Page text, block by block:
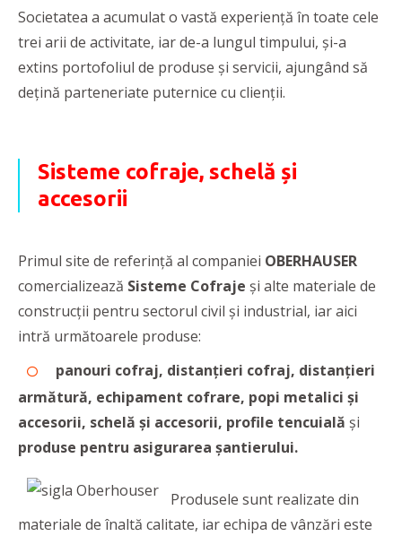
Societatea a acumulat o vastă experiență în toate cele
trei arii de activitate, iar de-a lungul timpului, și-a
extins portofoliul de produse și servicii, ajungând să
dețină parteneriate puternice cu clienții.
Sisteme cofraje, schelă și
accesorii
Primul site de referință al companiei OBERHAUSER
comercializează Sisteme Cofraje și alte materiale de
construcții pentru sectorul civil și industrial, iar aici
intră următoarele produse:
panouri cofraj, distanțieri cofraj, distanțieri
armătură, echipament cofrare, popi metalici și
accesorii, schelă și accesorii, profile tencuială și
produse pentru asigurarea șantierului.
Produsele sunt realizate din
materiale de înaltă calitate, iar echipa de vânzări este